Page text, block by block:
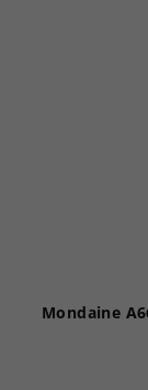
Mondaine